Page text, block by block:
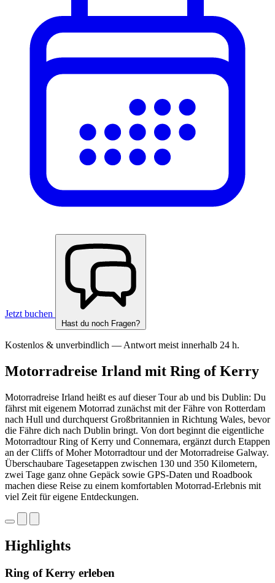
Jetzt buchen
Hast du noch Fragen?
Kostenlos & unverbindlich — Antwort meist innerhalb 24 h.
Motorradreise Irland mit Ring of Kerry
Motorradreise Irland heißt es auf dieser Tour ab und bis Dublin: Du
fährst mit eigenem Motorrad zunächst mit der Fähre von Rotterdam
nach Hull und durchquerst Großbritannien in Richtung Wales, bevor
die Fähre dich nach Dublin bringt. Von dort beginnt die eigentliche
Motorradtour Ring of Kerry und Connemara, ergänzt durch Etappen
an der Cliffs of Moher Motorradtour und der Motorradreise Galway.
Überschaubare Tagesetappen zwischen 130 und 350 Kilometern,
zwei Tage ganz ohne Gepäck sowie GPS-Daten und Roadbook
machen diese Reise zu einem komfortablen Motorrad-Erlebnis mit
viel Zeit für eigene Entdeckungen.
Highlights
Ring of Kerry erleben